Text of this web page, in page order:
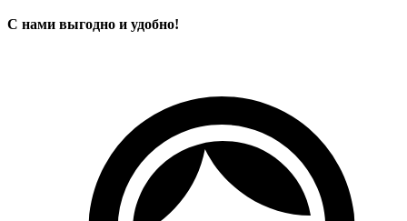
С нами выгодно и удобно!